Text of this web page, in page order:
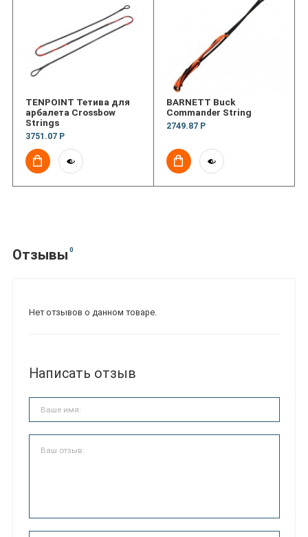
TENPOINT Тетива для
арбалета Crossbow
Strings
3751.07 Р
BARNETT Buck
Commander String
2749.87 Р
Отзывы 0
Нет отзывов о данном товаре.
Написать отзыв